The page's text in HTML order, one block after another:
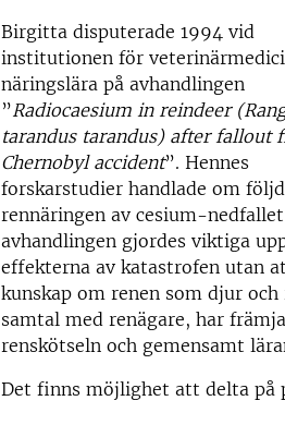
Birgitta disputerade 1994 vid
institutionen för
näringslära på avhandlingen
”Radiocaesium in reindeer
tarandus tarandus) after fallout
Chernobyl accident”. Hennes
forskarstudier handlade om
rennäringen av cesium-
avhandlingen gjordes viktiga
effekterna av katastrofen utan
kunskap om renen som djur
samtal med renägare, har
renskötseln och gemensamt
Det finns möjlighet att delta på